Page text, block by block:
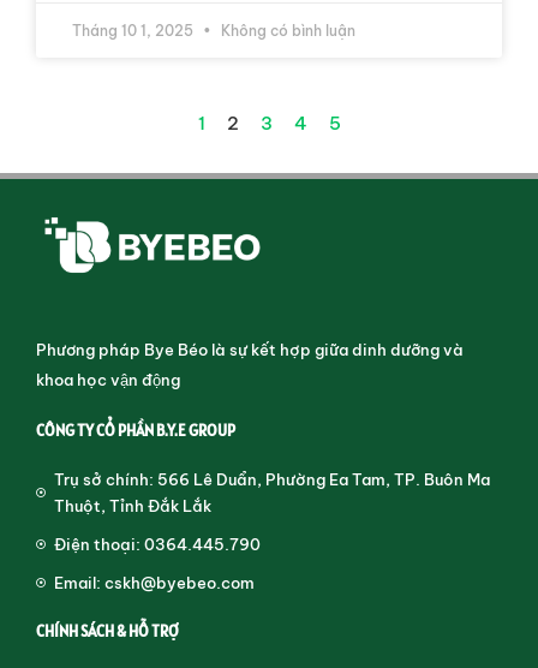
Tháng 10 1, 2025 Không có bình luận
1 2 3 4 5
Phương pháp Bye Béo là sự kết hợp giữa dinh dưỡng và
khoa học vận động
CÔNG TY CỔ PHẦN B.Y.E GROUP
Trụ sở chính: 566 Lê Duẩn, Phường Ea Tam, TP. Buôn Ma
Thuột, Tỉnh Đắk Lắk
Điện thoại: 0364.445.790
Email: cskh@byebeo.com
CHÍNH SÁCH & HỖ TRỢ